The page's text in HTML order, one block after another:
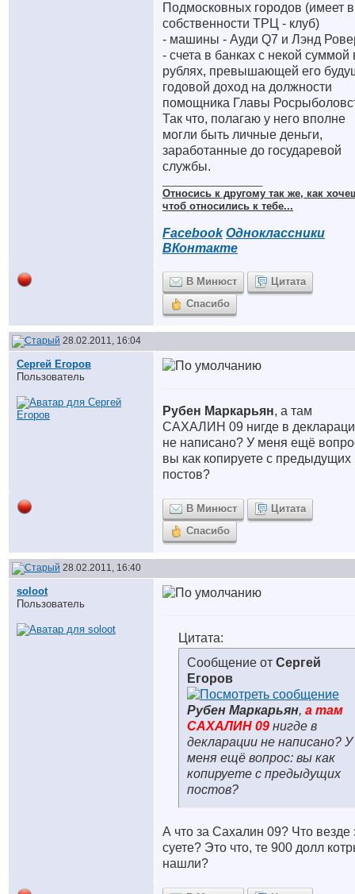
Подмосковных городов (имеет в
собственности ТРЦ - клуб)
- машины - Ауди Q7 и Лэнд
- счета в банках с некой суммой
рублях, превышающей его
годовой доход на должности
помощника Главы
Так что, полагаю у него вполне
могли быть личные деньги,
заработанные до государевой
службы.
Относись к другому так же, как
чтоб относились к тебе...
Facebook Одноклассники
ВКонтакте
В Минюст
Цитата
Спасибо
28.02.2011, 16:04
Сергей Егоров
Пользователь
Рубен Маркарьян, а там
САХАЛИН 09 нигде в
не написано? У меня ещё
вы как копируете с предыдущих
постов?
В Минюст
Цитата
Спасибо
28.02.2011, 16:40
soloot
Пользователь
Цитата:
Сообщение от Сергей
Егоров
Рубен Маркарьян, а там
САХАЛИН 09 нигде в
декларации не написано? У
меня ещё вопрос: вы как
копируете с предыдущих
постов?
А что за Сахалин 09? Что везде
суете? Это что, те 900 долл
нашли?